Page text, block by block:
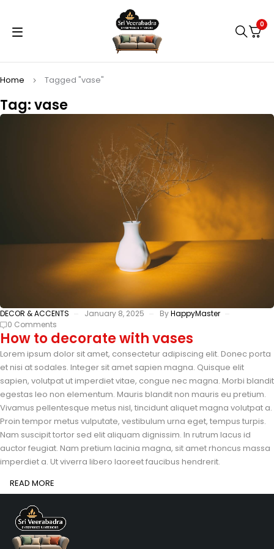
0
Tag: vase
Home Tagged "vase"
DECOR & ACCENTS January 8, 2025 ByHappyMaster
0 Comments
How to decorate with vases
Lorem ipsum dolor sit amet, consectetur adipiscing elit. Donec porta
et nisi at sodales. Integer sit amet sapien magna. Quisque elit
sapien, volutpat ut imperdiet vitae, congue nec magna. Morbi blandit
egestas leo non elementum. Mauris blandit non mauris eu pretium.
Vivamus pellentesque metus nisl, tincidunt aliquet magna volutpat a.
Proin tempor metus vulputate, vestibulum urna eget, tempus turpis.
Nam suscipit tortor sed elit aliquam dignissim. In rutrum lacus id
auctor feugiat. Nam pretium lacinia magna, sit amet rhoncus massa
imperdiet a. Ut viverra libero laoreet faucibus hendrerit.
READ MORE